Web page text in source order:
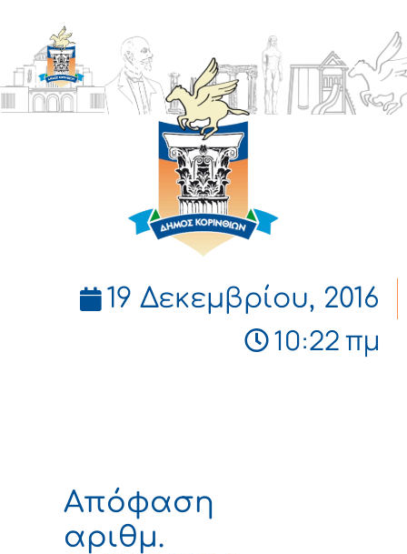
ΔΗΜΟΣ
ΚΟΡΙΝΘΙΩΝ
19 Δεκεμβρίου, 2016
10:22 πμ
Απόφαση
αριθμ.